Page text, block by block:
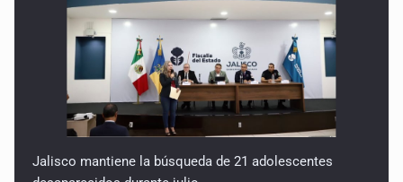
Jalisco mantiene la búsqueda de 21 adolescentes